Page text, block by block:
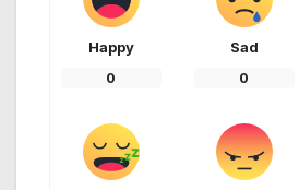
Happy
0
Sad
0